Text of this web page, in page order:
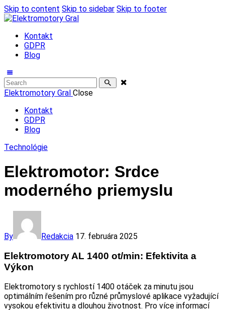
Skip to content Skip to sidebar Skip to footer
Kontakt
GDPR
Blog
Elektromotory Gral Close
Kontakt
GDPR
Blog
Technológie
Elektromotor: Srdce
moderného priemyslu
By Redakcia 17. februára 2025
Elektromotory AL 1400 ot/min: Efektivita a
Výkon
Elektromotory s rychlostí 1400 otáček za minutu jsou
optimálním řešením pro různé průmyslové aplikace vyžadující
vysokou efektivitu a dlouhou životnost. Pro více informací